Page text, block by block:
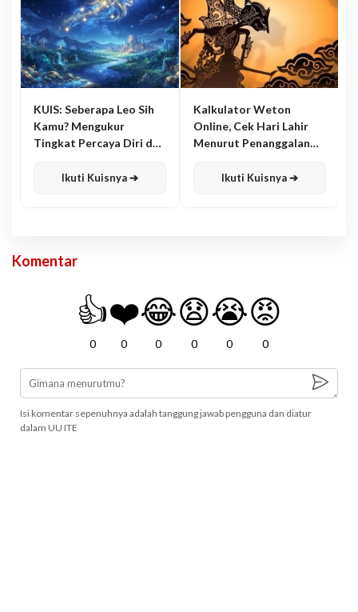
KUIS: Seberapa Leo Sih
Kamu? Mengukur
Tingkat Percaya Diri dan
Ikuti Kuisnya ➔
Kalkulator Weton
Online, Cek Hari Lahir
Menurut Penanggalan
Ikuti Kuisnya ➔
Komentar
👍
0
❤️
0
😂
0
😧
0
😭
0
😡
0
Isi komentar sepenuhnya adalah tanggung jawab pengguna dan diatur
dalam UU ITE